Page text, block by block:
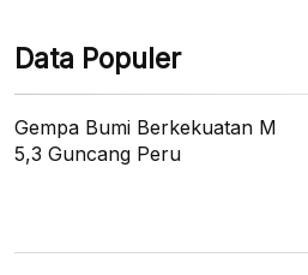
Data Populer
Gempa Bumi Berkekuatan M
5,3 Guncang Peru